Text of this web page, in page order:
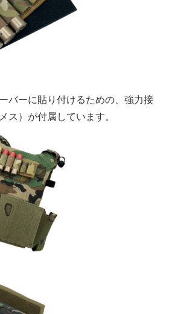
バーに貼り付けるための、強力接
ス）が付属しています。